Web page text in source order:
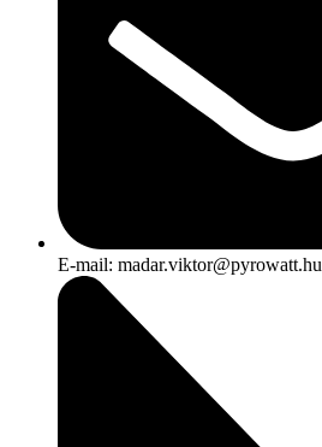
E-mail: madar.viktor@pyrowatt.hu